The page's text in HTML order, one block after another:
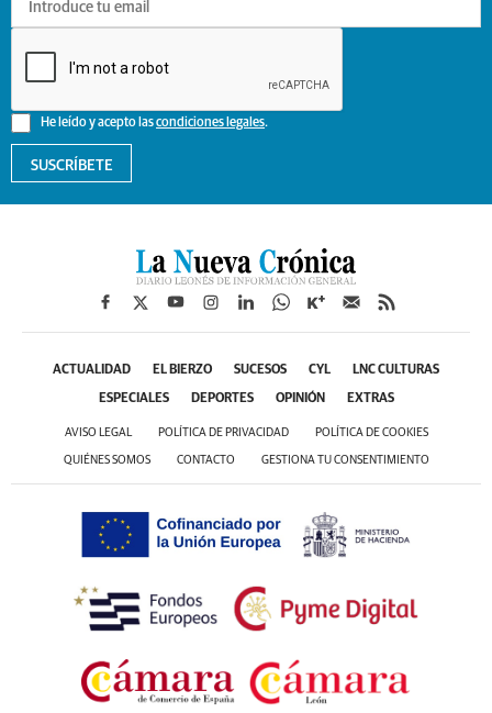
He leído y acepto lascondiciones legales.
SUSCRÍBETE
ACTUALIDAD EL BIERZO SUCESOS CYL LNC CULTURAS
ESPECIALES DEPORTES OPINIÓN EXTRAS
AVISO LEGAL POLÍTICA DE PRIVACIDAD POLÍTICA DE COOKIES
QUIÉNES SOMOS CONTACTO GESTIONA TU CONSENTIMIENTO